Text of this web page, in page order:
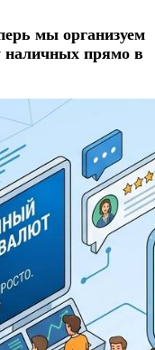
мы организуем
наличных прямо в